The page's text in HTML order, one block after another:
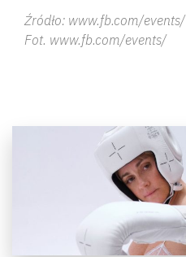
Źródło: www.fb.com/events/
Fot. www.fb.com/events/